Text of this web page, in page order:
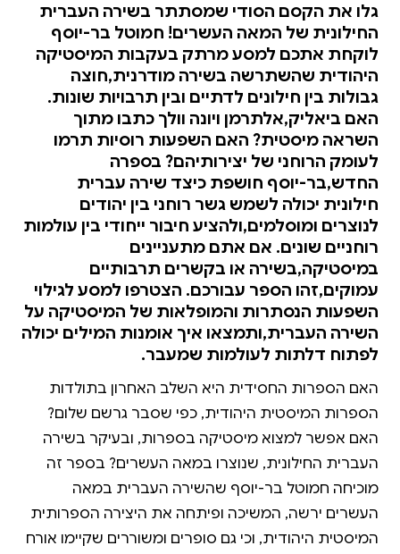
גלו את הקסם הסודי שמסתתר בשירה העברית
החילונית של המאה העשרים! חמוטל בר-יוסף
לוקחת אתכם למסע מרתק בעקבות המיסטיקה
היהודית שהשתרשה בשירה מודרנית,חוצה
גבולות בין חילונים לדתיים ובין תרבויות שונות.
האם ביאליק,אלתרמן ויונה וולך כתבו מתוך
השראה מיסטית? האם השפעות רוסיות תרמו
לעומק הרוחני של יצירותיהם? בספרה
החדש,בר-יוסף חושפת כיצד שירה עברית
חילונית יכולה לשמש גשר רוחני בין יהודים
לנוצרים ומוסלמים,ולהציע חיבור ייחודי בין עולמות
רוחניים שונים. אם אתם מתעניינים
במיסטיקה,בשירה או בקשרים תרבותיים
עמוקים,זהו הספר עבורכם. הצטרפו למסע לגילוי
השפעות הנסתרות והמופלאות של המיסטיקה על
השירה העברית,ותמצאו איך אומנות המילים יכולה
לפתוח דלתות לעולמות שמעבר.
האם הספרות החסידית היא השלב האחרון בתולדות
הספרות המיסטית היהודית, כפי שסבר גרשם שלום?
האם אפשר למצוא מיסטיקה בספרות, ובעיקר בשירה
העברית החילונית, שנוצרו במאה העשרים? בספר זה
מוכיחה חמוטל בר-יוסף שהשירה העברית במאה
העשרים ירשה, המשיכה ופיתחה את היצירה הספרותית
המיסטית היהודית, וכי גם סופרים ומשוררים שקיימו אורח